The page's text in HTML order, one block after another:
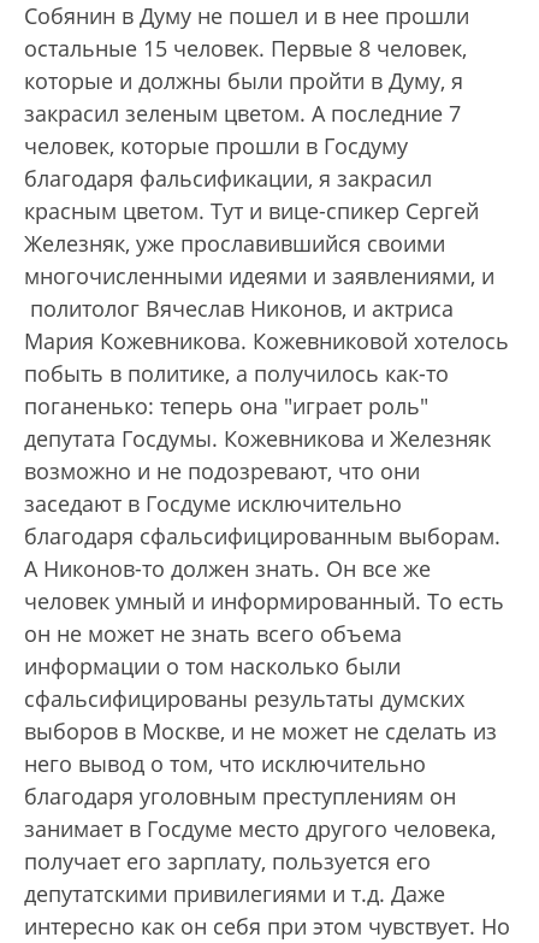
Собянин в Думу не пошел и в нее прошли
остальные 15 человек. Первые 8 человек,
которые и должны были пройти в Думу, я
закрасил зеленым цветом. А последние 7
человек, которые прошли в Госдуму
благодаря фальсификации, я закрасил
красным цветом. Тут и вице-спикер Сергей
Железняк, уже прославившийся своими
многочисленными идеями и заявлениями, и
политолог Вячеслав Никонов, и актриса
Мария Кожевникова. Кожевниковой хотелось
побыть в политике, а получилось как-то
поганенько: теперь она "играет роль"
депутата Госдумы. Кожевникова и Железняк
возможно и не подозревают, что они
заседают в Госдуме исключительно
благодаря сфальсифицированным выборам.
А Никонов-то должен знать. Он все же
человек умный и информированный. То есть
он не может не знать всего объема
информации о том насколько были
сфальсифицированы результаты думских
выборов в Москве, и не может не сделать из
него вывод о том, что исключительно
благодаря уголовным преступлениям он
занимает в Госдуме место другого человека,
получает его зарплату, пользуется его
депутатскими привилегиями и т.д. Даже
интересно как он себя при этом чувствует. Но